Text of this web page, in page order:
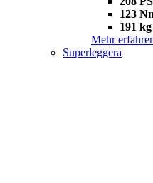
123
191 kg
Mehr
Superleggera